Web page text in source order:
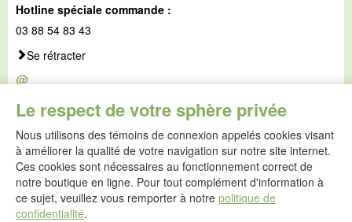
Le respect de votre sphère privée
Nous utilisons des témoins de connexion appelés cookies visant
à améliorer la qualité de votre navigation sur notre site internet.
Ces cookies sont nécessaires au fonctionnement correct de
notre boutique en ligne. Pour tout complément d'information à
ce sujet, veuillez vous remporter à notre politique de
confidentialité.
Hotline spéciale commande :
03 88 54 83 43
Se rétracter
@
service@idealsko.fr
@
Formulaire de contact
Aller au formulaire de contact